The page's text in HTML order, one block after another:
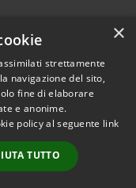
© 2026 • Comune di
Pero • Powered by
•
Accesso
redazione
×
strettamente
navigazione del sito,
fine di elaborare
e anonime.
policy al seguente link
TUTTO